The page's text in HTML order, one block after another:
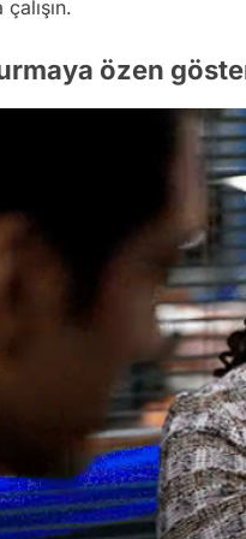
çalışın.
özen